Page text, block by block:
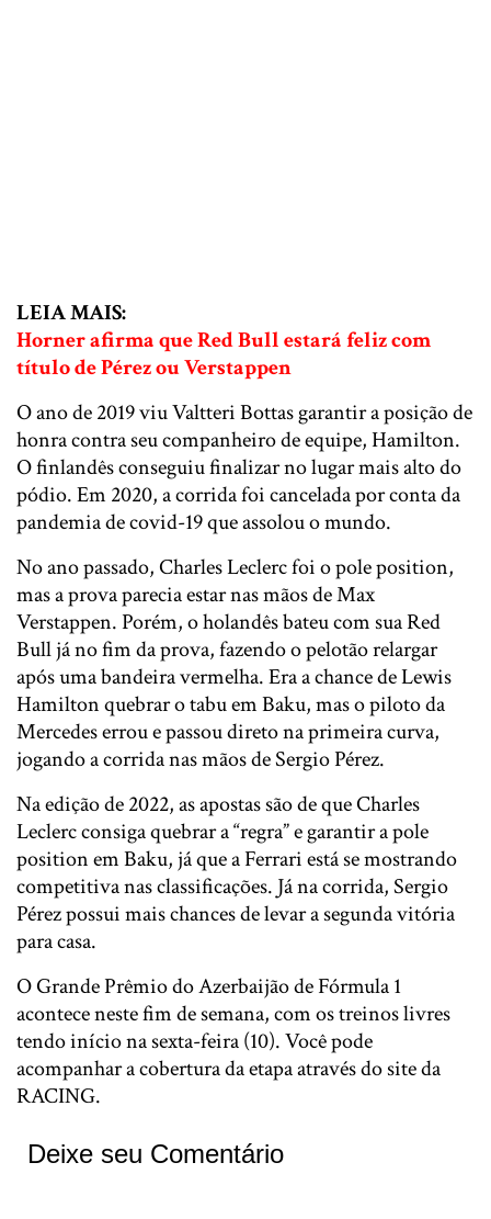
LEIA MAIS:
Horner afirma que Red Bull estará feliz com
título de Pérez ou Verstappen
O ano de 2019 viu Valtteri Bottas garantir a posição de
honra contra seu companheiro de equipe, Hamilton.
O finlandês conseguiu finalizar no lugar mais alto do
pódio. Em 2020, a corrida foi cancelada por conta da
pandemia de covid-19 que assolou o mundo.
No ano passado, Charles Leclerc foi o pole position,
mas a prova parecia estar nas mãos de Max
Verstappen. Porém, o holandês bateu com sua Red
Bull já no fim da prova, fazendo o pelotão relargar
após uma bandeira vermelha. Era a chance de Lewis
Hamilton quebrar o tabu em Baku, mas o piloto da
Mercedes errou e passou direto na primeira curva,
jogando a corrida nas mãos de Sergio Pérez.
Na edição de 2022, as apostas são de que Charles
Leclerc consiga quebrar a “regra” e garantir a pole
position em Baku, já que a Ferrari está se mostrando
competitiva nas classificações. Já na corrida, Sergio
Pérez possui mais chances de levar a segunda vitória
para casa.
O Grande Prêmio do Azerbaijão de Fórmula 1
acontece neste fim de semana, com os treinos livres
tendo início na sexta-feira (10). Você pode
acompanhar a cobertura da etapa através do site da
RACING.
Deixe seu Comentário